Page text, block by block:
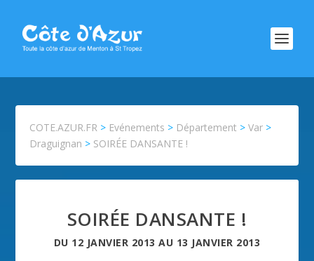
COTE.AZUR.FR > Evénements > Département >Var >
Draguignan > SOIRÉE DANSANTE !
SOIRÉE DANSANTE !
DU 12 JANVIER 2013 AU 13 JANVIER 2013